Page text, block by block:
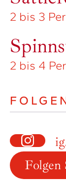
2 bis 3
2 bis 4
Folgen